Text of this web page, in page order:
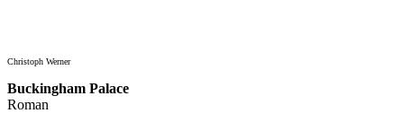
Christoph Werner
Buckingham Palace
Roman